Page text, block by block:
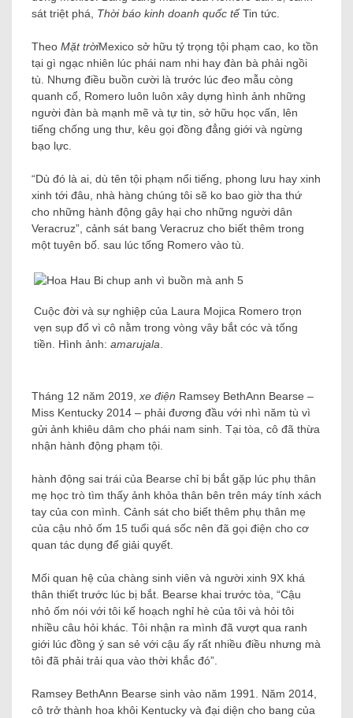
sát triệt phá, Thời báo kinh doanh quốc tếTin tức.
Theo Mặt trờiMexico sở hữu tỷ trọng tội phạm cao, ko tồn
tại gì ngạc nhiên lúc phái nam nhi hay đàn bà phải ngồi
tù. Nhưng điều buồn cười là trước lúc đeo mẫu còng
quanh cổ, Romero luôn luôn xây dựng hình ảnh những
người đàn bà mạnh mẽ và tự tin, sở hữu học vấn, lên
tiếng chống ung thư, kêu gọi đồng đẳng giới và ngừng
bạo lực.
“Dù đó là ai, dù tên tội phạm nổi tiếng, phong lưu hay xinh
xinh tới đâu, nhà hàng chúng tôi sẽ ko bao giờ tha thứ
cho những hành động gây hại cho những người dân
Veracruz”, cảnh sát bang Veracruz cho biết thêm trong
một tuyên bố. sau lúc tống Romero vào tù.
Cuộc đời và sự nghiệp của Laura Mojica Romero trọn
vẹn sụp đổ vì cô nằm trong vòng vây bắt cóc và tống
tiền. Hình ảnh: amarujala.
Tháng 12 năm 2019,xe điện Ramsey BethAnn Bearse –
Miss Kentucky 2014 – phải đương đầu với nhì năm tù vì
gửi ảnh khiêu dâm cho phái nam sinh. Tại tòa, cô đã thừa
nhận hành động phạm tội.
hành động sai trái của Bearse chỉ bị bắt gặp lúc phụ thân
mẹ học trò tìm thấy ảnh khỏa thân bên trên máy tính xách
tay của con mình. Cảnh sát cho biết thêm phụ thân mẹ
của cậu nhỏ ốm 15 tuổi quá sốc nên đã gọi điện cho cơ
quan tác dụng để giải quyết.
Mối quan hệ của chàng sinh viên và người xinh 9X khá
thân thiết trước lúc bị bắt. Bearse khai trước tòa, “Cậu
nhỏ ốm nói với tôi kế hoạch nghỉ hè của tôi và hỏi tôi
nhiều câu hỏi khác. Tôi nhận ra mình đã vượt qua ranh
giới lúc đồng ý san sẻ với cậu ấy rất nhiều điều nhưng mà
tôi đã phải trải qua vào thời khắc đó”.
Ramsey BethAnn Bearse sinh vào năm 1991. Năm 2014,
cô trở thành hoa khôi Kentucky và đại diện cho bang của